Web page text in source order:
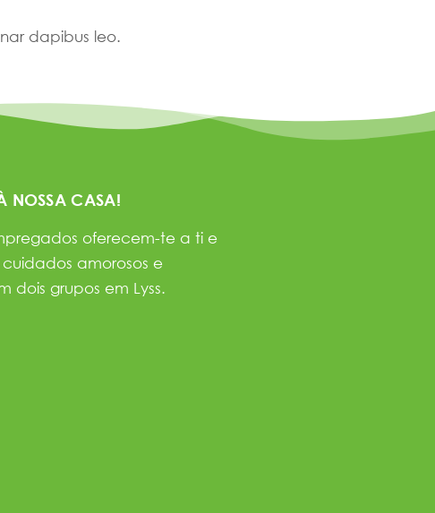
dapibus leo.
NOSSA CASA!
oferecem-te a ti e
cuidados amorosos e
dois grupos em Lyss.